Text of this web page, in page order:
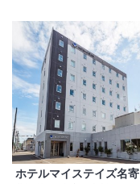
ホテルマイステイズ名寄